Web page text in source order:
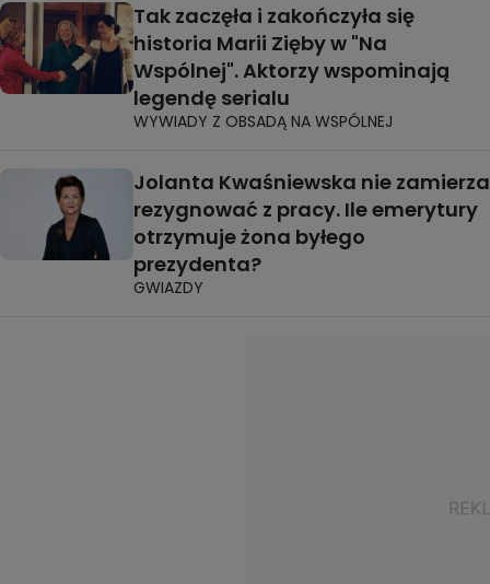
Tak zaczęła i zakończyła się
historia Marii Zięby w "Na
Wspólnej". Aktorzy wspominają
legendę serialu
WYWIADY Z OBSADĄ NA WSPÓLNEJ
Jolanta Kwaśniewska nie zamierza
rezygnować z pracy. Ile emerytury
otrzymuje żona byłego
prezydenta?
GWIAZDY